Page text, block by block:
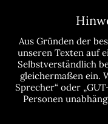
Aus Gründen der
unseren Texten auf
Selbstverständlich
gleichermaßen ein.
Sprecher“ oder
Personen